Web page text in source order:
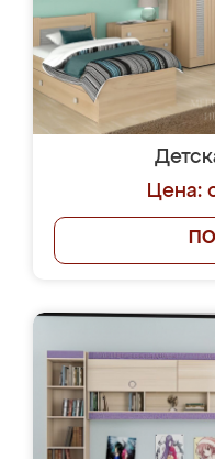
Цена: